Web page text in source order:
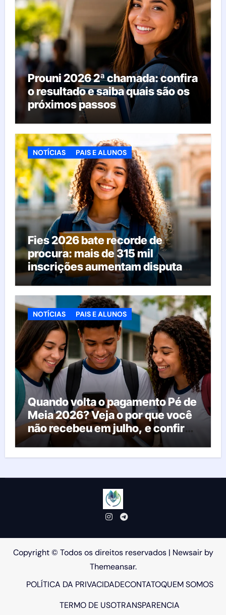
Prouni 2026 2ª chamada: confira
o resultado e saiba quais são os
próximos passos
NOTÍCIAS PAIS E ALUNOS
Fies 2026 bate recorde de
procura: mais de 315 mil
inscrições aumentam disputa
pelas vagas; veja o que acontece
agora
NOTÍCIAS PAIS E ALUNOS
Quando volta o pagamento Pé de
Meia 2026? Veja o por que você
não recebeu em julho, e confira
o calendário oficial
Copyright © Todos os direitos reservados | Newsairby
Themeansar.
POLÍTICA DA PRIVACIDADECONTATOQUEM SOMOS
TERMO DE USOTRANSPARENCIA